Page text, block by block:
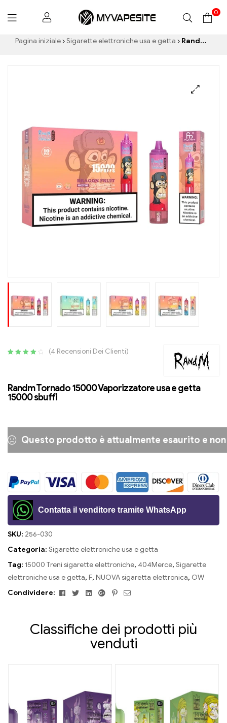
Myvapesite.de
0
Pagina iniziale Sigarette elettroniche usa e getta Randm Tornado 15000 Vaporizzatore usa e getta 15000 sbuffi
basato
su
(4 Recensioni Dei Clienti)
Randm Tornado 15000 Vaporizzatore usa e getta
15000 sbuffi
Questo prodotto è attualmente esaurito e
Contatta il venditore tramite WhatsApp
SKU: 256-030
Categoria: Sigarette elettroniche usa e getta
Tag: 15000 Treni sigarette elettroniche, 404Merce, Sigarette
elettroniche usa e getta, F, NUOVA sigaretta elettronica, OW
Condividere:
FacebookTwitterLinkedinGoogle+Pinterest
E-
Classifiche dei prodotti più
venduti